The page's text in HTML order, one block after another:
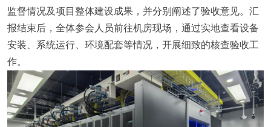
监督情况及项目整体建设成果，并分别阐述了验收意见。汇
报结束后，全体参会人员前往机房现场，通过实地查看设备
安装、系统运行、环境配套等情况，开展细致的核查验收工
作。